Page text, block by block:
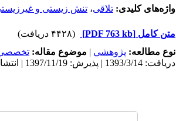
واژه‌های کلیدی: تلاقی، تنش زیستی و
متن کامل [PDF 763 kb]
(۴۴۲۸ دریافت)
نوع مطالعه: پژوهشي | موضوع مقاله:
دریافت: 1393/3/14 | پذیرش: 1397/11/19 | انتشار: 1397/11/19